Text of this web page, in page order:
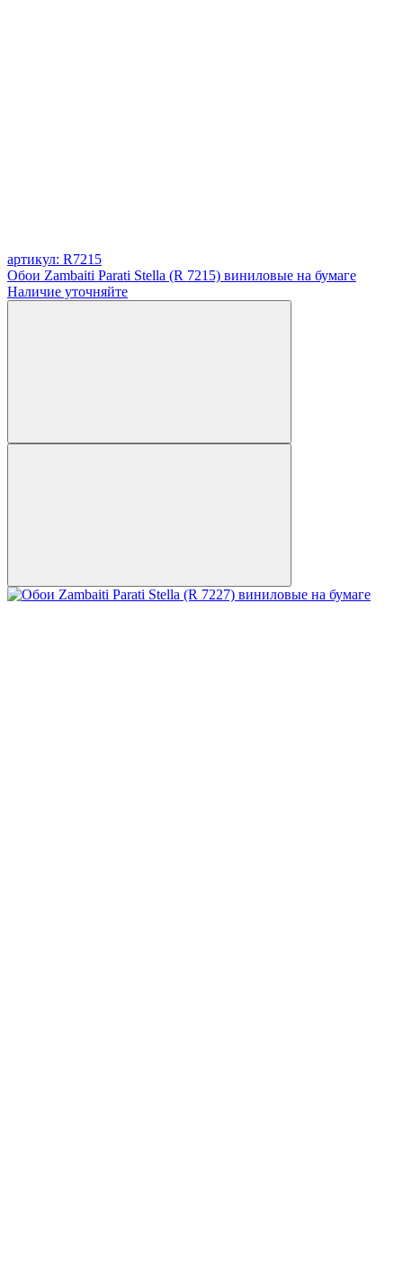
артикул: R7215
Обои Zambaiti Parati Stella (R 7215) виниловые на бумаге
Наличие уточняйте